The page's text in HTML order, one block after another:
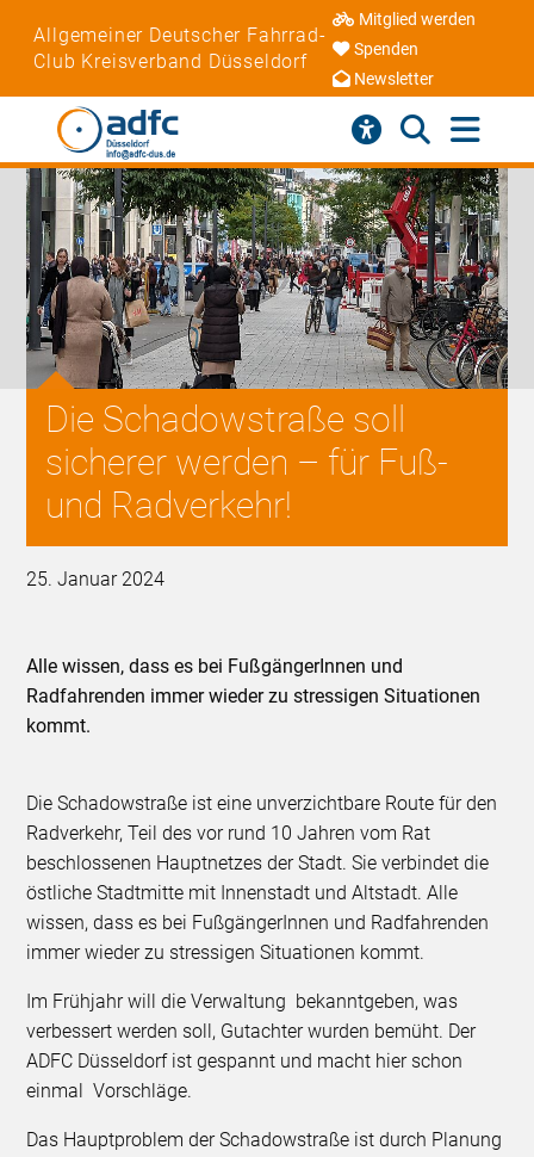
Allgemeiner Deutscher Fahrrad-
Club Kreisverband Düsseldorf
Mitglied werden
Spenden
Newsletter
Die Schadowstraße soll
sicherer werden – für Fuß-
und Radverkehr!
25. Januar 2024
Alle wissen, dass es bei FußgängerInnen und
Radfahrenden immer wieder zu stressigen Situationen
kommt.
Die Schadowstraße ist eine unverzichtbare Route für den
Radverkehr, Teil des vor rund 10 Jahren vom Rat
beschlossenen Hauptnetzes der Stadt. Sie verbindet die
östliche Stadtmitte mit Innenstadt und Altstadt. Alle
wissen, dass es bei FußgängerInnen und Radfahrenden
immer wieder zu stressigen Situationen kommt.
Im Frühjahr will die Verwaltung bekanntgeben, was
verbessert werden soll, Gutachter wurden bemüht. Der
ADFC Düsseldorf ist gespannt und macht hier schon
einmal Vorschläge.
Das Hauptproblem der Schadowstraße ist durch Planung